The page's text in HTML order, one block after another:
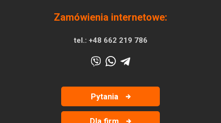
Zamówienia internetowe:
tel.: +48 662 219 786
Pytania
Dla firm